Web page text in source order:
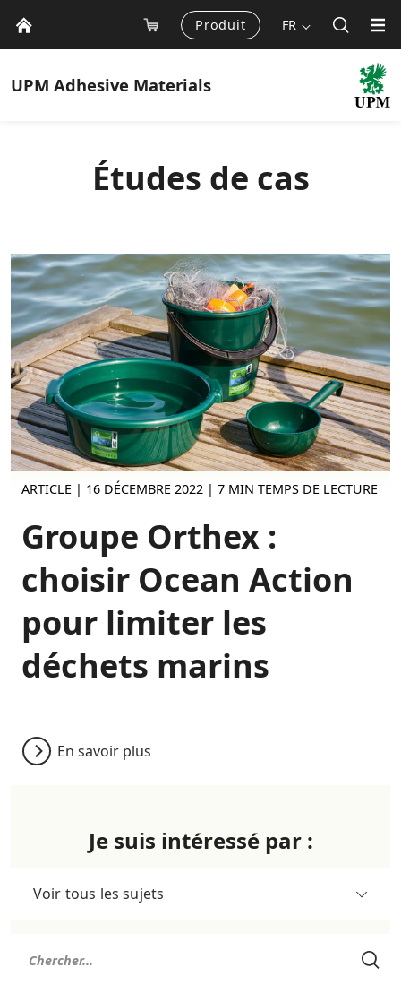
Produit FR
UPM Adhesive Materials
Études de cas
ARTICLE | 16 DÉCEMBRE 2022 | 7 MIN TEMPS DE LECTURE
Groupe Orthex :
choisir Ocean Action
pour limiter les
déchets marins
En savoir plus
Je suis intéressé par :
Voir tous les sujets